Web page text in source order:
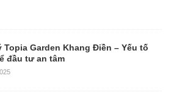
Topia Garden Khang Điền – Yếu tố
đầu tư an tâm